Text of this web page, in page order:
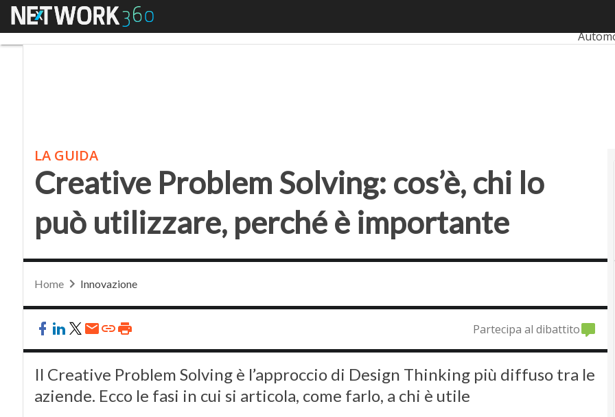
Menu
LA GUIDA
Creative Problem Solving: cos’è, chi lo
può utilizzare, perché è importante
Home Innovazione
Partecipa al dibattito
Il Creative Problem Solving è l’approccio di Design Thinking più diffuso tra le
aziende. Ecco le fasi in cui si articola, come farlo, a chi è utile